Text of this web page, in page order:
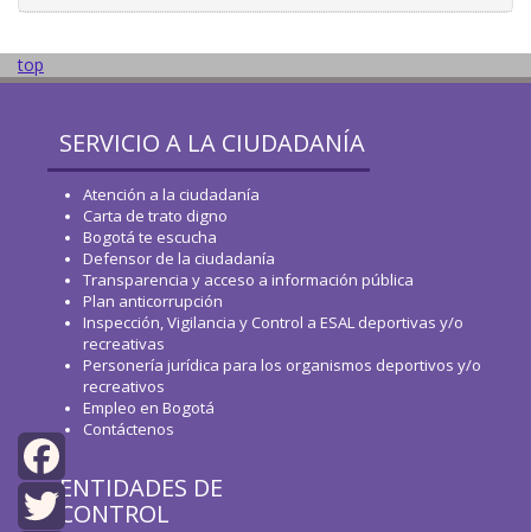
Facebook
top
SERVICIO A LA CIUDADANÍA
Atención a la ciudadanía
Carta de trato digno
Bogotá te escucha
Defensor de la ciudadanía
Transparencia y acceso a información pública
Plan anticorrupción
Inspección, Vigilancia y Control a ESAL deportivas y/o
recreativas
Personería jurídica para los organismos deportivos y/o
recreativos
Empleo en Bogotá
Contáctenos
ENTIDADES DE
CONTROL